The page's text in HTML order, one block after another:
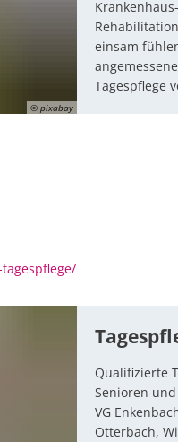
© pixabay
einsam
Tagespflege
Qualifizierte
Senioren
VG
Otterbach,